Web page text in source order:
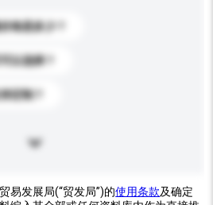
格是多少？
以选择？
定制？
易发展局(“贸发局”)的使用条款及确定